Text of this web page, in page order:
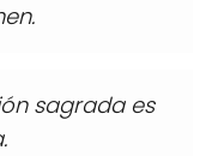
sagrada es